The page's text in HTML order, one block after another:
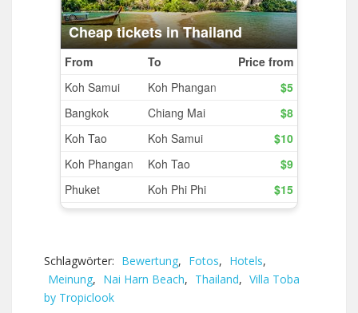
Schlagwörter: Bewertung, Fotos, Hotels,
Meinung, Nai Harn Beach, Thailand, Villa Toba
by Tropiclook